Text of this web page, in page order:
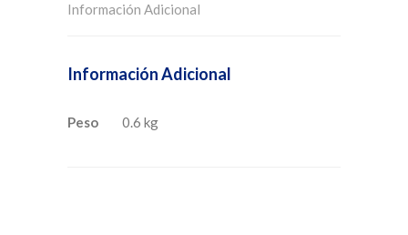
Información Adicional
Información Adicional
Peso 0.6 kg